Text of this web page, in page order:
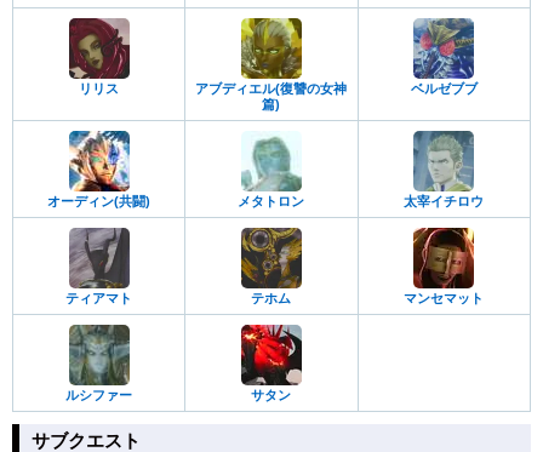
リリス
アブディエル(復讐の女神
篇)
ベルゼブブ
オーディン(共闘) メタトロン 太宰イチロウ
ティアマト テホム マンセマット
ルシファー サタン
サブクエスト